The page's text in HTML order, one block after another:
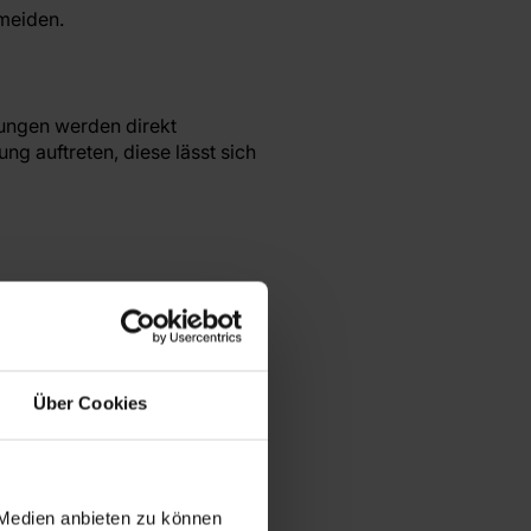
Über Cookies
anbieten zu können
werden direkt
auftreten, diese lässt sich
CANBUS überprüft der
Störung gemeldet.